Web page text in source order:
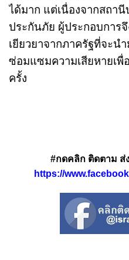
ได้มาก แต่เนื่องจากสถา
ประกันภัย ผู้ประกอบการ
เยียวยาจากภาครัฐที่จะน
ซ่อมแซมความเสียหายเพื่
ครั้ง
#กดคลิก ติดตาม ส่
https://